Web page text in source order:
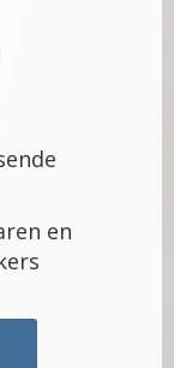
en